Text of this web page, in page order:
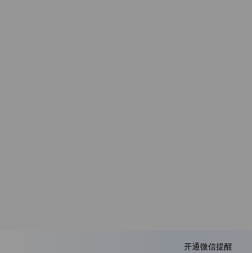
开通微信提醒